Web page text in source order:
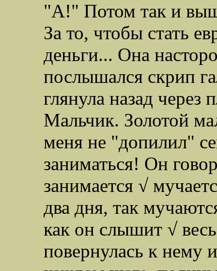
"А!" Потом так и
За то, чтобы стать
деньги... Она
послышался скрип
глянула назад
Мальчик. Золотой
меня не "допилил"
заниматься! Он
занимается √
два дня, так
как он слышит √
повернулась к нему